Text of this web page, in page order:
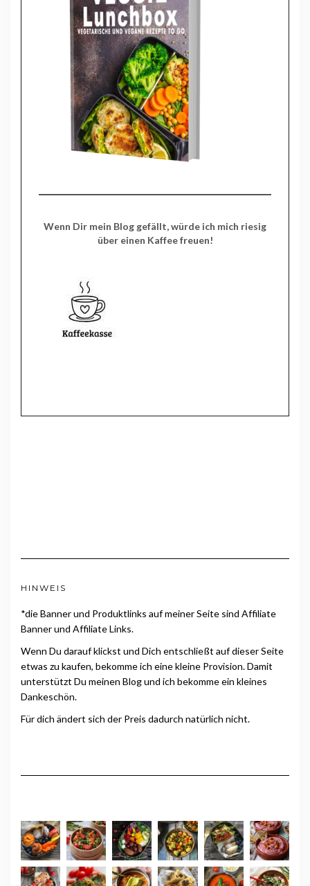
Wenn Dir mein Blog gefällt, würde ich mich riesig
über einen Kaffee freuen!
HINWEIS
*die Banner und Produktlinks auf meiner Seite sind Affiliate
Banner und Affiliate Links.
Wenn Du darauf klickst und Dich entschließt auf dieser Seite
etwas zu kaufen, bekomme ich eine kleine Provision. Damit
unterstützt Du meinen Blog und ich bekomme ein kleines
Dankeschön.
Für dich ändert sich der Preis dadurch natürlich nicht.